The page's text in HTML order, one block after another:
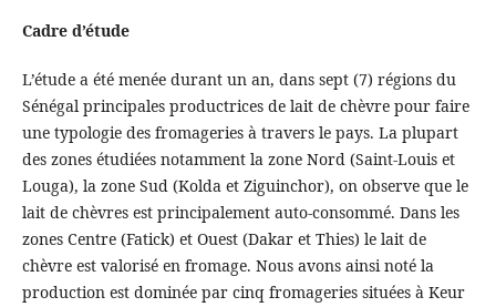
Cadre d’étude
L’étude a été menée durant un an, dans sept (7) régions du
Sénégal principales productrices de lait de chèvre pour faire
une typologie des fromageries à travers le pays. La plupart
des zones étudiées notamment la zone Nord (Saint-Louis et
Louga), la zone Sud (Kolda et Ziguinchor), on observe que le
lait de chèvres est principalement auto-consommé. Dans les
zones Centre (Fatick) et Ouest (Dakar et Thies) le lait de
chèvre est valorisé en fromage. Nous avons ainsi noté la
production est dominée par cinq fromageries situées à Keur